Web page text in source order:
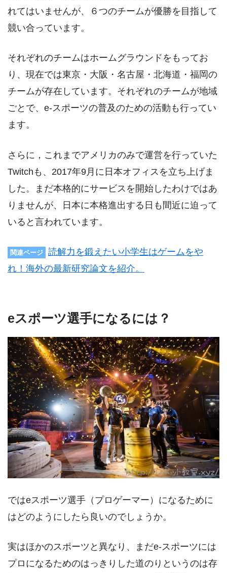
れてはいませんが、６つのチームが優勝を目指して
競い合っています。
それぞれのチームはホームグラウンドをもってお
り、現在では東京・大阪・名古屋・北海道・福岡の
チームが存在しています。それぞれのチームが地域
ごとで、e-スポーツの普及のための活動も行ってい
ます。
さらに，これまでアメリカのみで運営を行っていた
Twitchも、2017年9月に日本オフィスを立ち上げま
した。まだ本格的にサービスを開始したわけではあ
りませんが、日本に本格進出する日も間近に迫って
いると言われています。
関連ページ
読解力を鍛えたい小学生はゲームをや
れ！海外の最新研究論文を紹介。
eスポーツ選手になるには？
ではeスポーツ選手（プロゲーマー）になるために
はどのようにしたら良いのでしょうか。
実はほかのスポーツと異なり、まだe-スポーツには
プロになるためのはっきりした道のりというのは存